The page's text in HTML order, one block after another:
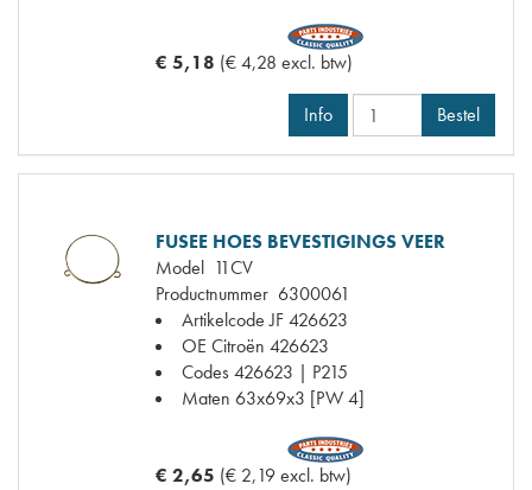
€ 5,18 (€ 4,28 excl. btw)
Info Bestel
FUSEE HOES BEVESTIGINGS VEER
Model 11CV
Productnummer 6300061
Artikelcode JF426623
OE Citroën 426623
Codes426623 | P215
Maten 63x69x3 [PW 4]
€ 2,65 (€ 2,19 excl. btw)